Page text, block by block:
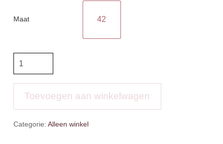
Maat 42
baselayer
Toevoegen aan winkelwagen
Categorie: Alleen winkel